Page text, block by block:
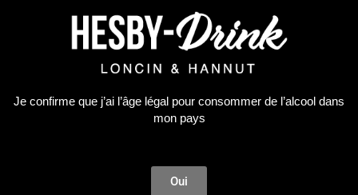
35,25€
LIRE LA SUITE
Je confirme que j’ai l’âge légal pour consommer de l’alcool dans
mon pays
Oui